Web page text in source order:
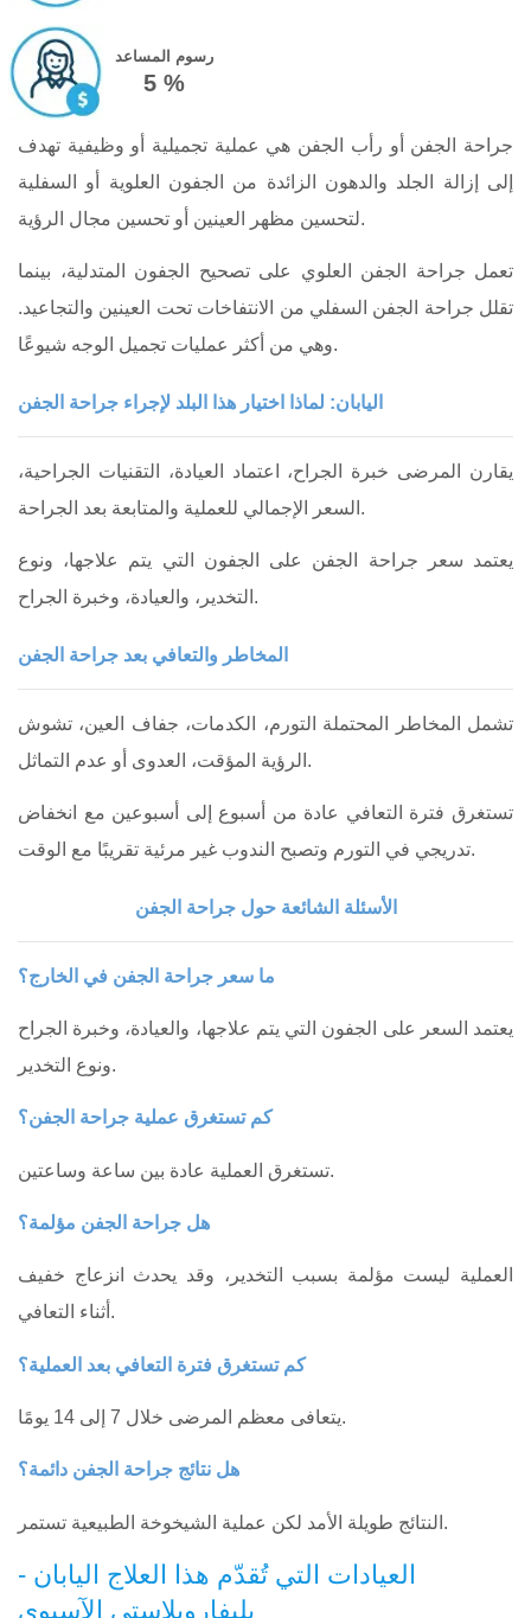
رسوم المساعد
5 %
جراحة الجفن أو رأب الجفن هي عملية تجميلية أو وظيفية تهدف
إلى إزالة الجلد والدهون الزائدة من الجفون العلوية أو السفلية
لتحسين مظهر العينين أو تحسين مجال الرؤية.
تعمل جراحة الجفن العلوي على تصحيح الجفون المتدلية، بينما
تقلل جراحة الجفن السفلي من الانتفاخات تحت العينين والتجاعيد.
وهي من أكثر عمليات تجميل الوجه شيوعًا.
اليابان: لماذا اختيار هذا البلد لإجراء جراحة الجفن
يقارن المرضى خبرة الجراح، اعتماد العيادة، التقنيات الجراحية،
السعر الإجمالي للعملية والمتابعة بعد الجراحة.
يعتمد سعر جراحة الجفن على الجفون التي يتم علاجها، ونوع
التخدير، والعيادة، وخبرة الجراح.
المخاطر والتعافي بعد جراحة الجفن
تشمل المخاطر المحتملة التورم، الكدمات، جفاف العين، تشوش
الرؤية المؤقت، العدوى أو عدم التماثل.
تستغرق فترة التعافي عادة من أسبوع إلى أسبوعين مع انخفاض
تدريجي في التورم وتصبح الندوب غير مرئية تقريبًا مع الوقت.
الأسئلة الشائعة حول جراحة الجفن
ما سعر جراحة الجفن في الخارج؟
يعتمد السعر على الجفون التي يتم علاجها، والعيادة، وخبرة الجراح
ونوع التخدير.
كم تستغرق عملية جراحة الجفن؟
تستغرق العملية عادة بين ساعة وساعتين.
هل جراحة الجفن مؤلمة؟
العملية ليست مؤلمة بسبب التخدير، وقد يحدث انزعاج خفيف
أثناء التعافي.
كم تستغرق فترة التعافي بعد العملية؟
يتعافى معظم المرضى خلال 7 إلى 14 يومًا.
هل نتائج جراحة الجفن دائمة؟
النتائج طويلة الأمد لكن عملية الشيخوخة الطبيعية تستمر.
العيادات التي تُقدّم هذا العلاج اليابان -
بليفاروبلاستي الآسيوي